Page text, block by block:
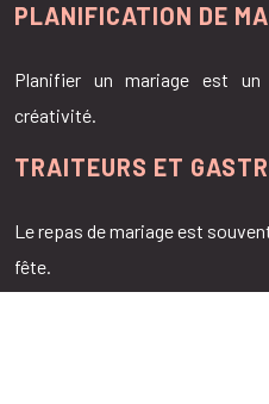
PLANIFICATION DE
Planifier un mariage est
créativité.
TRAITEURS ET
Le repas de mariage est
fête.